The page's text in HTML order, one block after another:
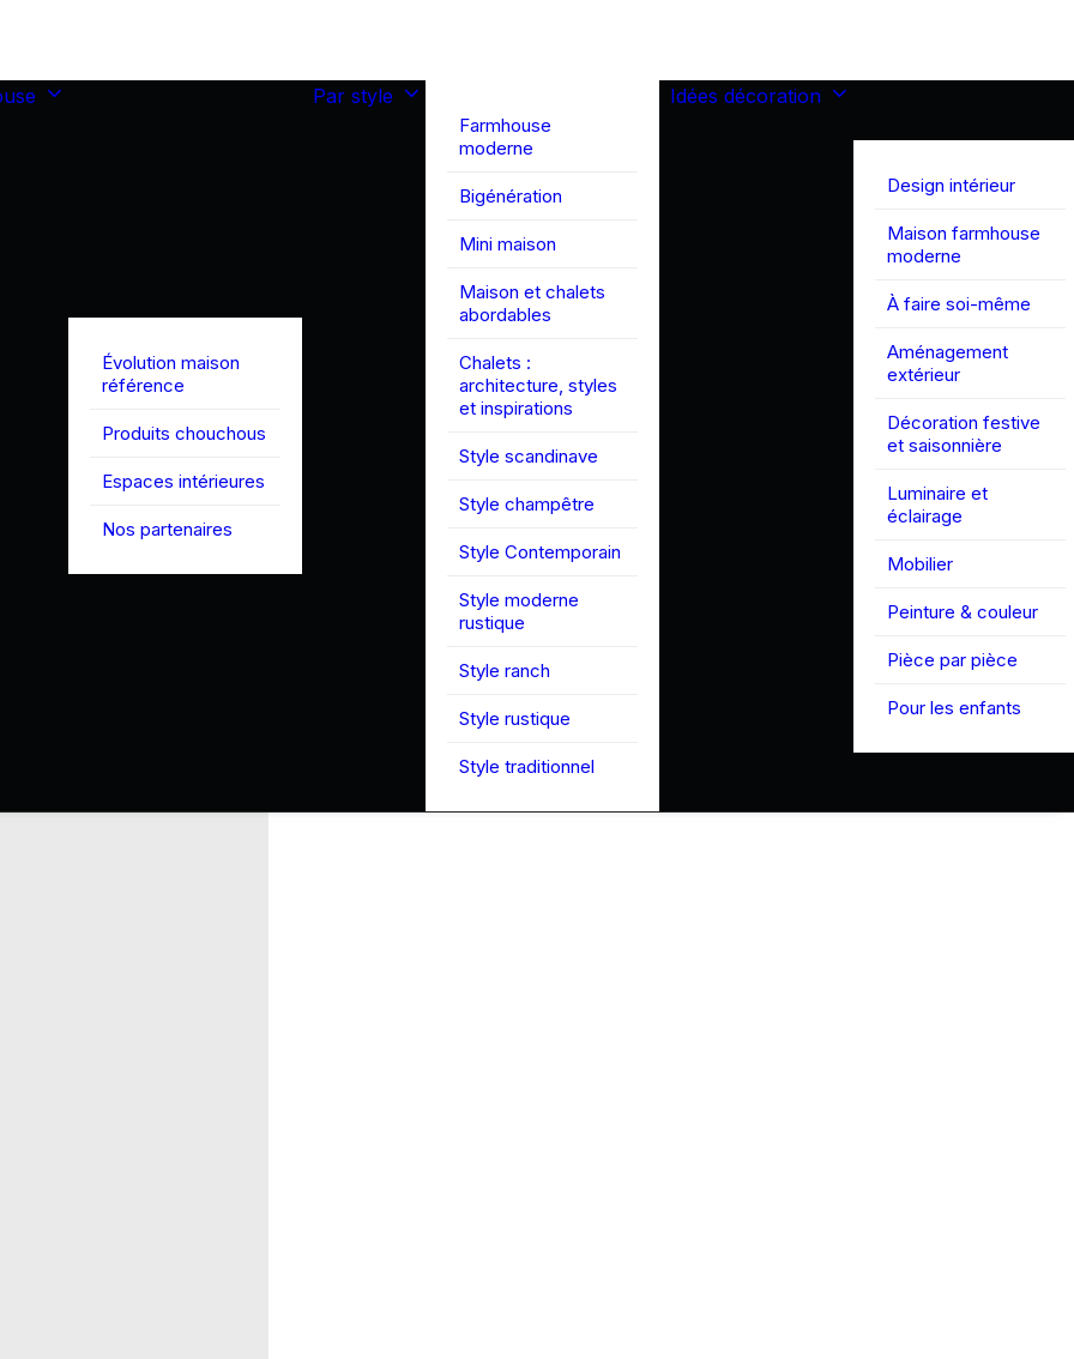
Évolution maison
référence
Produits chouchous
Espaces intérieures
Nos partenaires
Par style
Farmhouse
moderne
Bigénération
Mini maison
Maison et chalets
abordables
Chalets :
architecture, styles
et inspirations
Style scandinave
Style champêtre
Style Contemporain
Style moderne
rustique
Style ranch
Style rustique
Style traditionnel
Idées décoration
Design intérieur
Maison farmhouse
moderne
À faire soi-même
Aménagement
extérieur
Décoration festive
et saisonnière
Luminaire et
éclairage
Mobilier
Peinture & couleur
Pièce par pièce
Pour les enfants